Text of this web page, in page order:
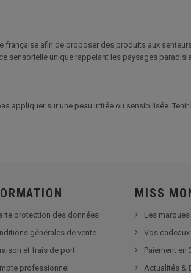
française afin de proposer des produits aux
sensorielle unique rappelant les paysages
appliquer sur une peau irritée ou sensibilisée.
protection des données
générales de vente
et frais de port
professionnel
MISS
Les marques
Vos
Paiement en
Actualités &